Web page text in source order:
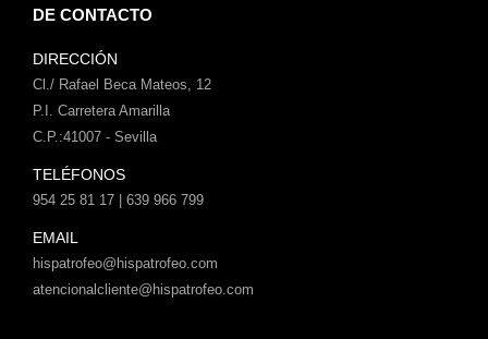
DE CONTACTO
DIRECCIÓN
Cl./ Rafael Beca Mateos, 12
P.I. Carretera Amarilla
C.P.:41007 - Sevilla
TELÉFONOS
954 25 81 17 | 639 966 799
EMAIL
hispatrofeo@hispatrofeo.com
atencionalcliente@hispatrofeo.com